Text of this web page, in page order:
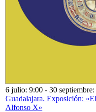
6 julio: 9:00 - 30
Guadalajara. Exposición:
Alfonso X»